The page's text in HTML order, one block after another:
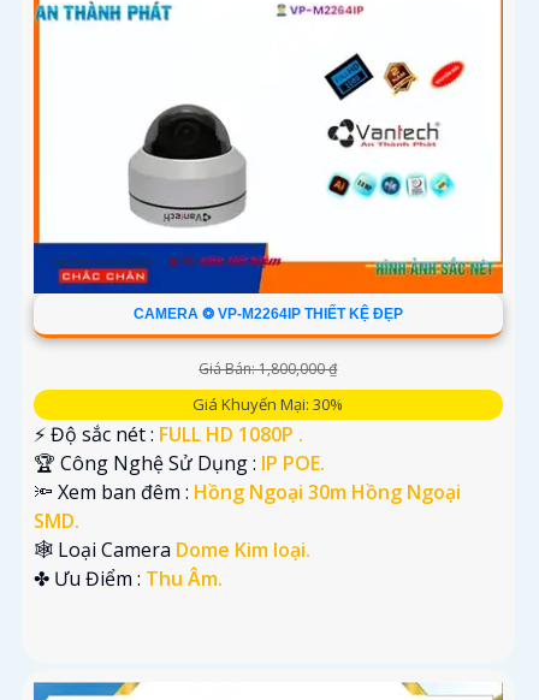
CAMERA ❂ VP-M2264IP THIẾT KỆ ĐẸP
Giá Bán: 1,800,000 ₫
Giá Khuyến Mại: 30%
️⚡ Độ sắc nét : FULL HD 1080P .
🏆 Công Nghệ Sử Dụng : IP POE.
🔦 Xem ban đêm : Hồng Ngoại 30m Hồng Ngoại
SMD.
🕸️ Loại Camera Dome Kim loại.
️✤ Ưu Điểm : Thu Âm.